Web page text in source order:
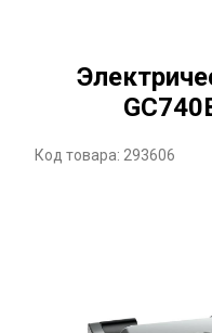
Код товара: 293606